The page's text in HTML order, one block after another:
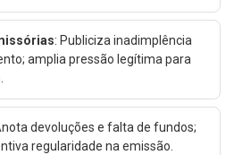
: Publiciza inadimplência
amplia pressão legítima para
devoluções e falta de fundos;
regularidade na emissão.